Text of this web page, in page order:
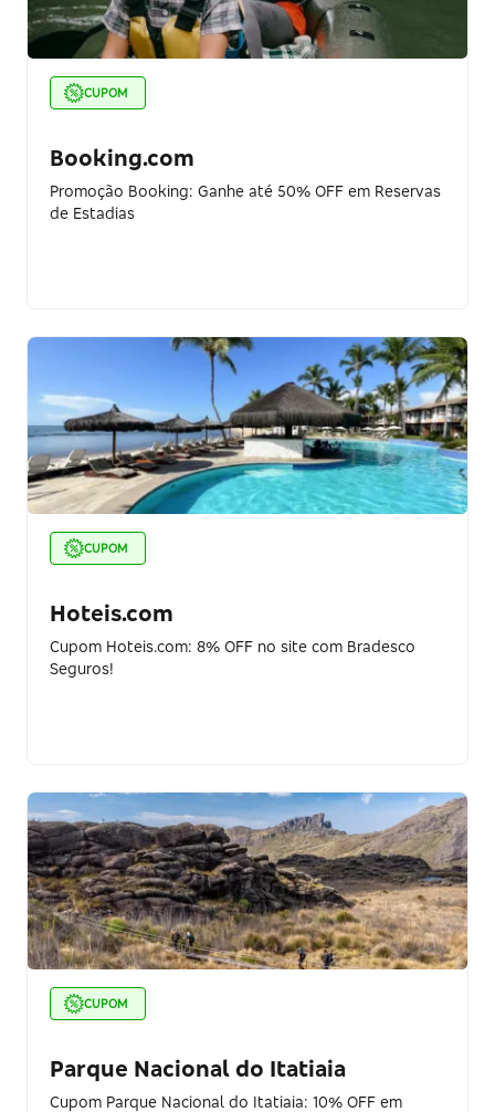
CUPOM
Booking.com
Promoção Booking: Ganhe até 50% OFF em Reservas
de Estadias
CUPOM
Hoteis.com
Cupom Hoteis.com: 8% OFF no site com Bradesco
Seguros!
CUPOM
Parque Nacional do Itatiaia
Cupom Parque Nacional do Itatiaia: 10% OFF em